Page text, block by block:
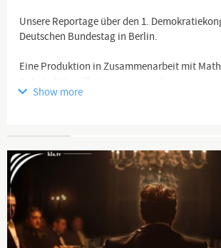
Unsere Reportage über den 1.
Deutschen Bundestag in Berlin.
Eine Produktion in Zusammenarbeit mit
https://freiepresse.news/
-----------------------------
Wir senden für euch! Und ihr könnt uns helfen:
►►►https://eingeschenkt.tv/spenden
Spendenkonto:
Show more